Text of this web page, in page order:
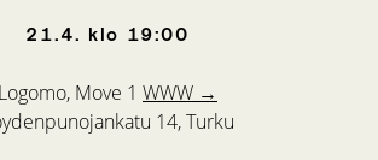
21.4. klo 19:00
Logomo, Move 1 WWW →
14, Turku